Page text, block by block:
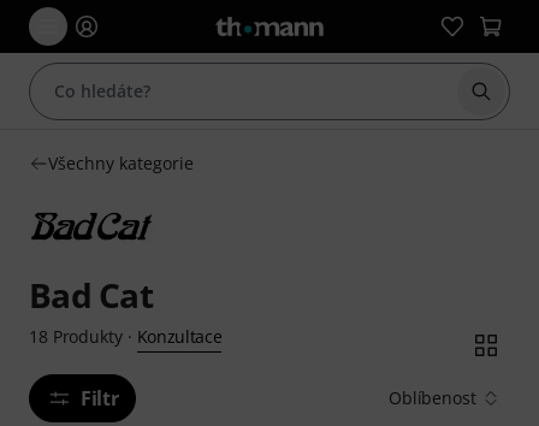
Začít
Všechny kategorie
Bad Cat
18 Produkty· Konzultace
Filtr Oblíbenost